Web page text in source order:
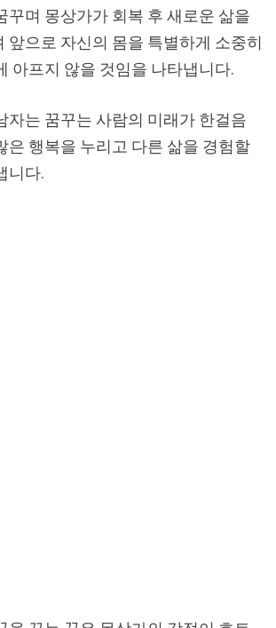
꾸며 몽상가가 회복 후 새로운 삶을
앞으로 자신의 몸을 특별하게 소중히
아프지 않을 것임을 나타냅니다.
자는 꿈꾸는 사람의 미래가 한걸음
은 행복을 누리고 다른 삶을 경험할
니다.